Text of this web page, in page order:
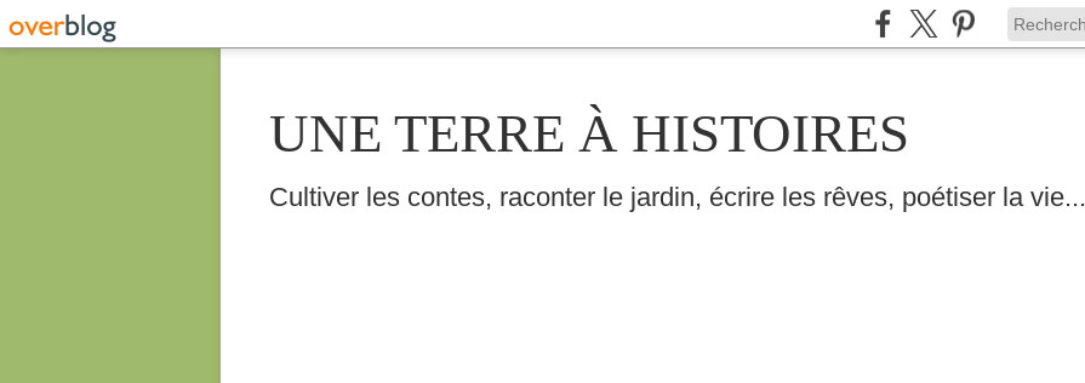
UNE TERRE À HISTOIRES
Cultiver les contes, raconter le jardin, écrire les rêves, poétiser la vie...